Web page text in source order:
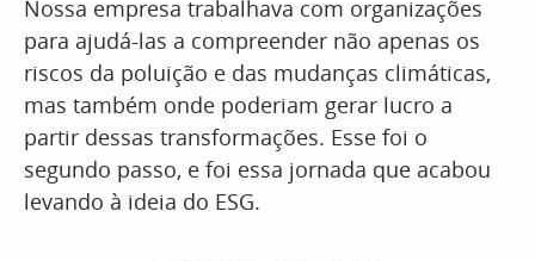
Nossa empresa trabalhava com organizações
para ajudá-las a compreender não apenas os
riscos da poluição e das mudanças climáticas,
mas também onde poderiam gerar lucro a
partir dessas transformações. Esse foi o
segundo passo, e foi essa jornada que acabou
levando à ideia do ESG.